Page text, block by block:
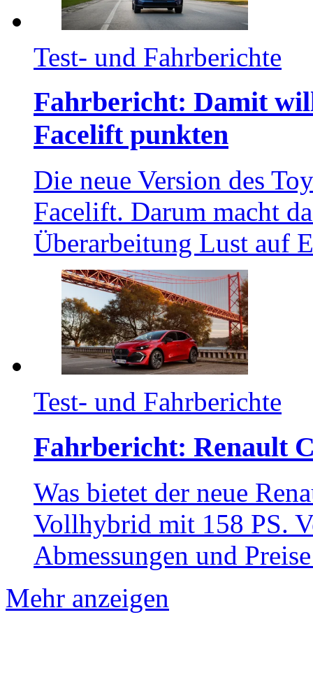
Test- und Fahrberichte
Fahrbericht: Damit
Facelift punkten
Die neue Version des
Facelift. Darum macht
Überarbeitung Lust auf
Test- und Fahrberichte
Fahrbericht: Renault
Was bietet der neue
Vollhybrid mit 158 PS.
Abmessungen und
Mehr anzeigen